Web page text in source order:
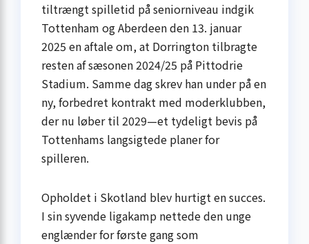
tiltrængt spilletid på seniorniveau indgik
Tottenham og Aberdeen den 13. januar
2025 en aftale om, at Dorrington tilbragte
resten af sæsonen 2024/25 på Pittodrie
Stadium. Samme dag skrev han under på en
ny, forbedret kontrakt med moderklubben,
der nu løber til 2029—et tydeligt bevis på
Tottenhams langsigtede planer for
spilleren.
Opholdet i Skotland blev hurtigt en succes.
I sin syvende ligakamp nettede den unge
englænder for første gang som